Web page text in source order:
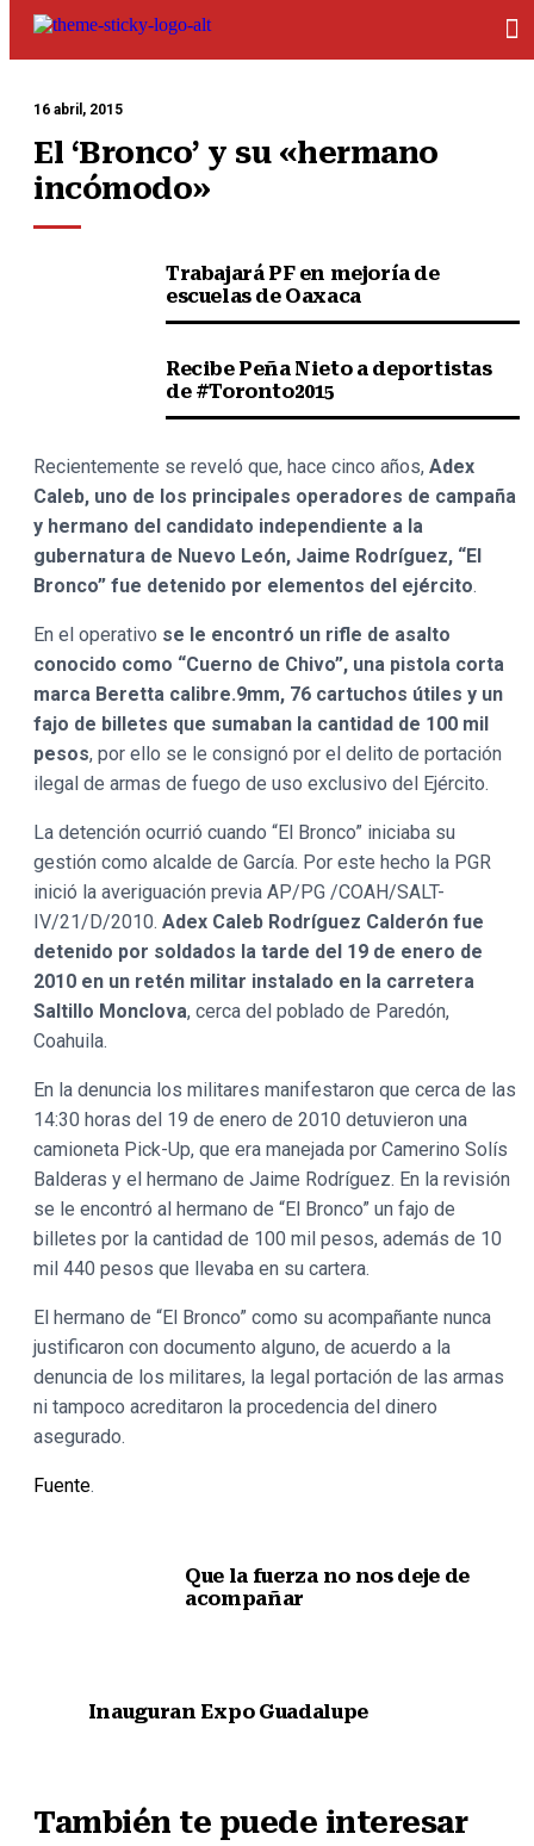
16 abril, 2015
El ‘Bronco’ y su «hermano
incómodo»
Trabajará PF en mejoría de
escuelas de Oaxaca
Recibe Peña Nieto a deportistas
de #Toronto2015
Recientemente se reveló que, hace cinco años, Adex
Caleb, uno de los principales operadores de campaña
y hermano del candidato independiente a la
gubernatura de Nuevo León, Jaime Rodríguez, “El
Bronco” fue detenido por elementos del ejército.
En el operativo se le encontró un rifle de asalto
conocido como “Cuerno de Chivo”, una pistola corta
marca Beretta calibre.9mm, 76 cartuchos útiles y un
fajo de billetes que sumaban la cantidad de 100 mil
pesos, por ello se le consignó por el delito de portación
ilegal de armas de fuego de uso exclusivo del Ejército.
La detención ocurrió cuando “El Bronco” iniciaba su
gestión como alcalde de García. Por este hecho la PGR
inició la averiguación previa AP/PG /COAH/SALT-
IV/21/D/2010. Adex Caleb Rodríguez Calderón fue
detenido por soldados la tarde del 19 de enero de
2010 en un retén militar instalado en la carretera
Saltillo Monclova, cerca del poblado de Paredón,
Coahuila.
En la denuncia los militares manifestaron que cerca de las
14:30 horas del 19 de enero de 2010 detuvieron una
camioneta Pick-Up, que era manejada por Camerino Solís
Balderas y el hermano de Jaime Rodríguez. En la revisión
se le encontró al hermano de “El Bronco” un fajo de
billetes por la cantidad de 100 mil pesos, además de 10
mil 440 pesos que llevaba en su cartera.
El hermano de “El Bronco” como su acompañante nunca
justificaron con documento alguno, de acuerdo a la
denuncia de los militares, la legal portación de las armas
ni tampoco acreditaron la procedencia del dinero
asegurado.
Fuente.
Que la fuerza no nos deje de
acompañar
Inauguran Expo Guadalupe
También te puede interesar